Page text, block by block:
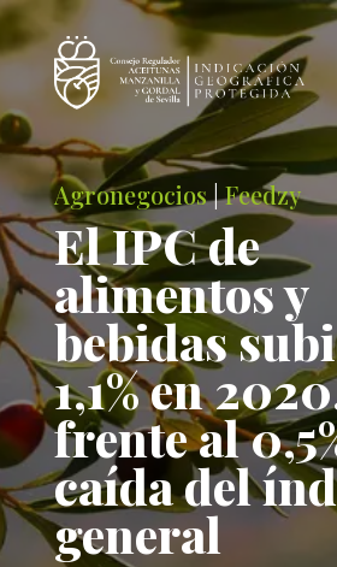
Agronegocios|Feedzy
El IPC de
alimentos y
bebidas
1,1% en
frente al
caída del
general